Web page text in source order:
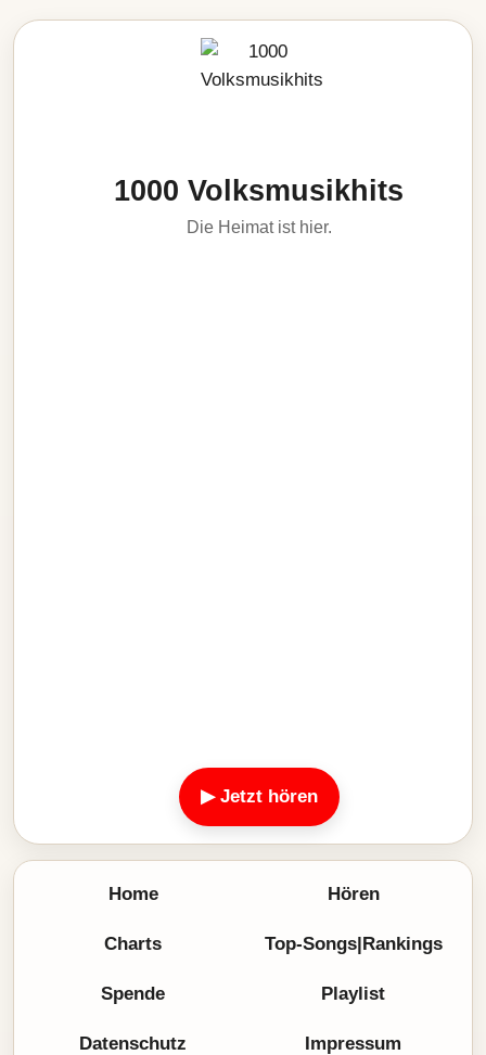
1000 Volksmusikhits
Die Heimat ist hier.
▶ Jetzt hören
Home Hören
Charts Top-Songs|Rankings
Spende Playlist
Datenschutz Impressum